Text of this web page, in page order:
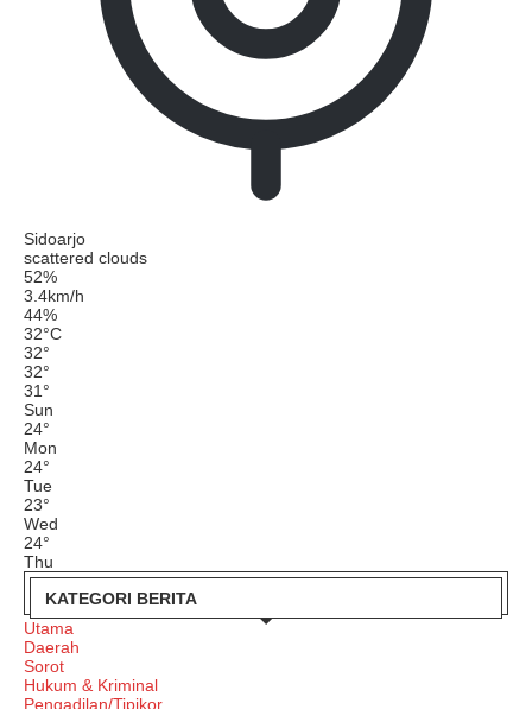
Sidoarjo
scattered clouds
52%
3.4km/h
44%
32°C
32°
32°
31 °
Sun
24°
Mon
24°
Tue
23°
Wed
24°
Thu
KATEGORI BERITA
Utama
Daerah
Sorot
Hukum & Kriminal
Pengadilan/Tipikor